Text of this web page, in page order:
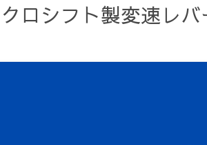
クロシフト製変速レ